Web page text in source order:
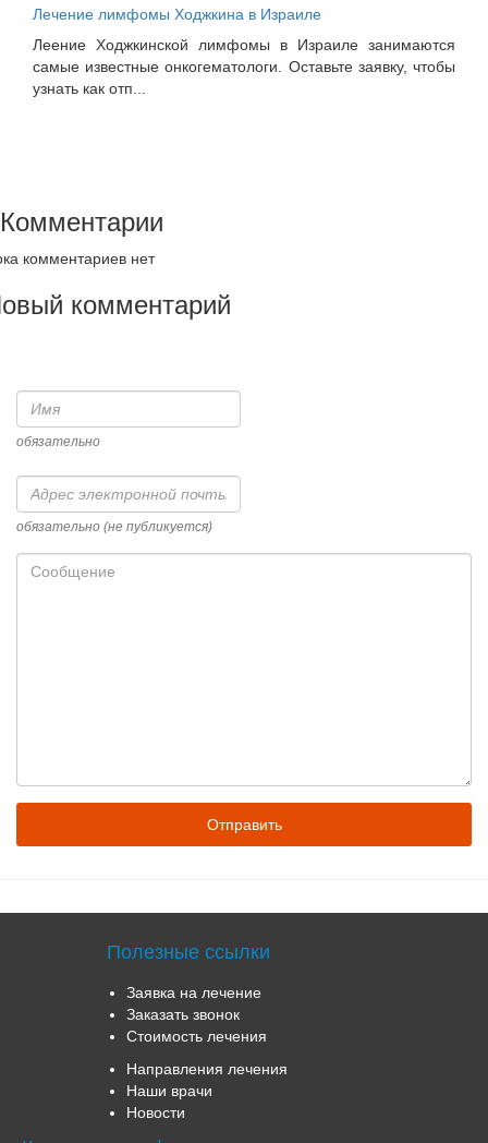
Лечение лимфомы Ходжкина в Израиле
Леение Ходжкинской лимфомы в Израиле занимаются
самые известные онкогематологи. Оставьте заявку, чтобы
узнать как отп...
Комментарии
комментариев нет
комментарий
Имя
обязательно
Адрес
электронной
почты
обязательно (не публикуется)
Сообщение
Полезные ссылки
Заявка на лечение
Заказать звонок
Стоимость лечения
Направления лечения
Наши врачи
Новости